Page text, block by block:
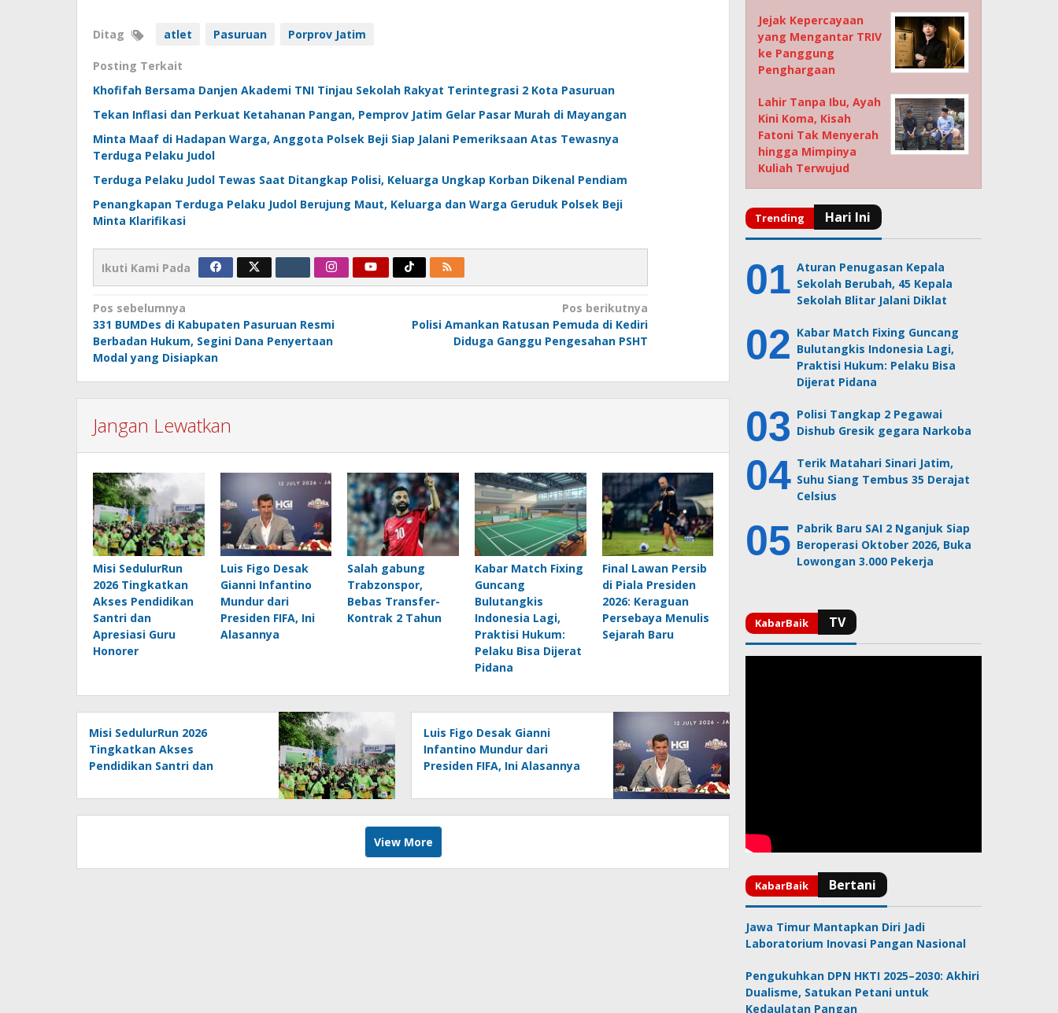
Ditag atlet Pasuruan Porprov Jatim
Posting Terkait
Khofifah Bersama Danjen Akademi TNI Tinjau Sekolah Rakyat Terintegrasi 2 Kota Pasuruan
Tekan Inflasi dan Perkuat Ketahanan Pangan, Pemprov Jatim Gelar Pasar Murah di Mayangan
Minta Maaf di Hadapan Warga, Anggota Polsek Beji Siap Jalani Pemeriksaan Atas Tewasnya
Terduga Pelaku Judol
Terduga Pelaku Judol Tewas Saat Ditangkap Polisi, Keluarga Ungkap Korban Dikenal Pendiam
Penangkapan Terduga Pelaku Judol Berujung Maut, Keluarga dan Warga Geruduk Polsek Beji
Minta Klarifikasi
Ikuti Kami Pada
Navigasi
pos
Pos sebelumnya
331 BUMDes di Kabupaten Pasuruan Resmi
Berbadan Hukum, Segini Dana Penyertaan
Modal yang Disiapkan
Pos berikutnya
Polisi Amankan Ratusan Pemuda di Kediri
Diduga Ganggu Pengesahan PSHT
Jangan Lewatkan
Misi SedulurRun
2026 Tingkatkan
Akses Pendidikan
Santri dan
Apresiasi Guru
Honorer
Luis Figo Desak
Gianni Infantino
Mundur dari
Presiden FIFA, Ini
Alasannya
Salah gabung
Trabzonspor,
Bebas Transfer-
Kontrak 2 Tahun
Kabar Match Fixing
Guncang
Bulutangkis
Indonesia Lagi,
Praktisi Hukum:
Pelaku Bisa Dijerat
Pidana
Final Lawan Persib
di Piala Presiden
2026: Keraguan
Persebaya Menulis
Sejarah Baru
Misi SedulurRun 2026
Tingkatkan Akses
Pendidikan Santri dan
Luis Figo Desak Gianni
Infantino Mundur dari
Presiden FIFA, Ini Alasannya
View More
Jejak Kepercayaan
yang Mengantar TRIV
ke Panggung
Penghargaan
Lahir Tanpa Ibu, Ayah
Kini Koma, Kisah
Fatoni Tak Menyerah
hingga Mimpinya
Kuliah Terwujud
Aturan Penugasan Kepala
Sekolah Berubah, 45 Kepala
Sekolah Blitar Jalani Diklat
Kabar Match Fixing Guncang
Bulutangkis Indonesia Lagi,
Praktisi Hukum: Pelaku Bisa
Dijerat Pidana
Polisi Tangkap 2 Pegawai
Dishub Gresik gegara Narkoba
Terik Matahari Sinari Jatim,
Suhu Siang Tembus 35 Derajat
Celsius
Pabrik Baru SAI 2 Nganjuk Siap
Beroperasi Oktober 2026, Buka
Lowongan 3.000 Pekerja
Jawa Timur Mantapkan Diri Jadi
Laboratorium Inovasi Pangan Nasional
Pengukuhkan DPN HKTI 2025–2030: Akhiri
Dualisme, Satukan Petani untuk
Kedaulatan Pangan